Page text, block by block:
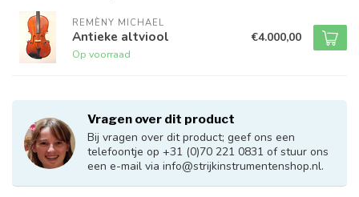
REMÈNY MICHAEL
Antieke altviool
Op voorraad
€4.000,00
Vragen over dit product
Bij vragen over dit product; geef ons een
telefoontje op +31 (0)70 221 0831 of stuur ons
een e-mail via info@strijkinstrumentenshop.nl.